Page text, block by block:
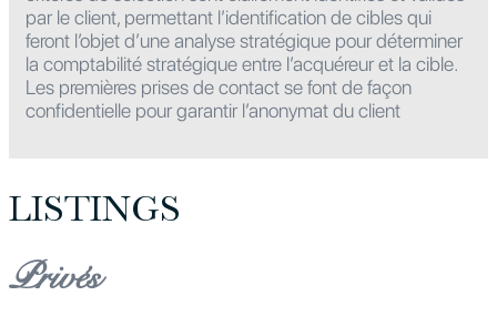
par le client, permettant l’identification de cibles qui
feront l’objet d’une analyse stratégique pour déterminer
la comptabilité stratégique entre l’acquéreur et la cible.
Les premières prises de contact se font de façon
confidentielle pour garantir l’anonymat du client
LISTINGS
Privés